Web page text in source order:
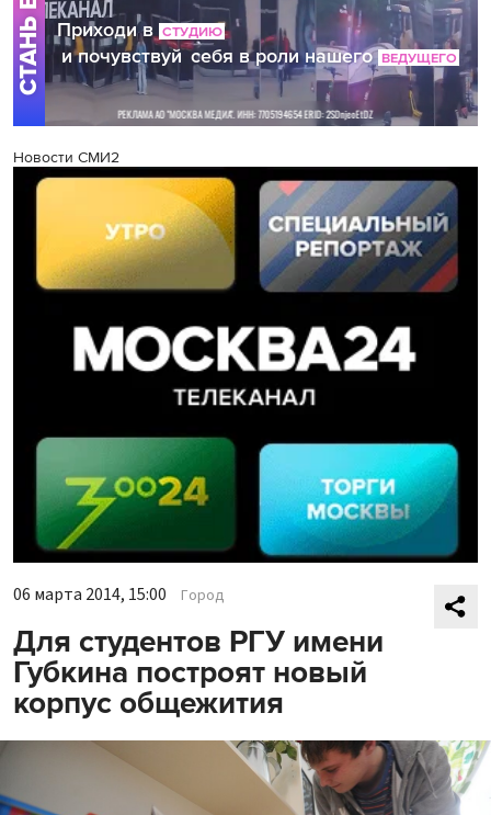
Новости СМИ2
06 марта 2014, 15:00 Город
Для студентов РГУ имени
Губкина построят новый
корпус общежития